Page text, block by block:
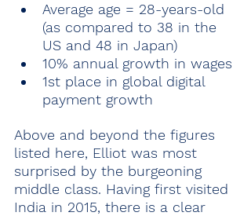
Average age = 28-years-old
(as compared to 38 in the
US and 48 in Japan)
10% annual growth in wages
1st place in global digital
payment growth
Above and beyond the figures
listed here, Elliot was most
surprised by the burgeoning
middle class. Having first visited
India in 2015, there is a clear